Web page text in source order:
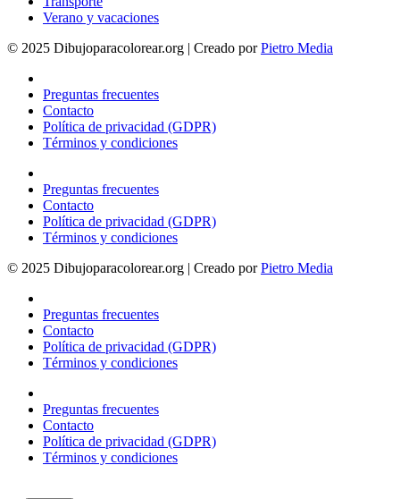
Verano y vacaciones
© 2025 Dibujoparacolorear.org | Creado porPietro Media
Preguntas frecuentes
Contacto
Política de privacidad (GDPR)
Términos y condiciones
Preguntas frecuentes
Contacto
Política de privacidad (GDPR)
Términos y condiciones
© 2025 Dibujoparacolorear.org | Creado porPietro Media
Preguntas frecuentes
Contacto
Política de privacidad (GDPR)
Términos y condiciones
Preguntas frecuentes
Contacto
Política de privacidad (GDPR)
Términos y condiciones